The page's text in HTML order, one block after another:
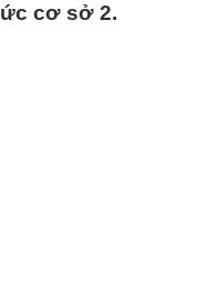
cơ sở 2.